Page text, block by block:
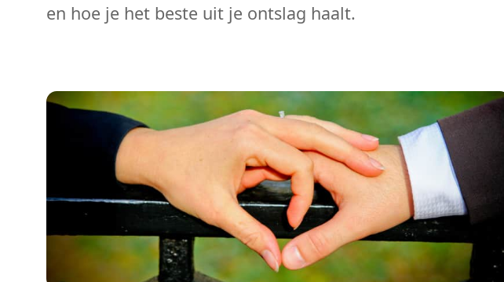
en hoe je het beste uit je ontslag haalt.